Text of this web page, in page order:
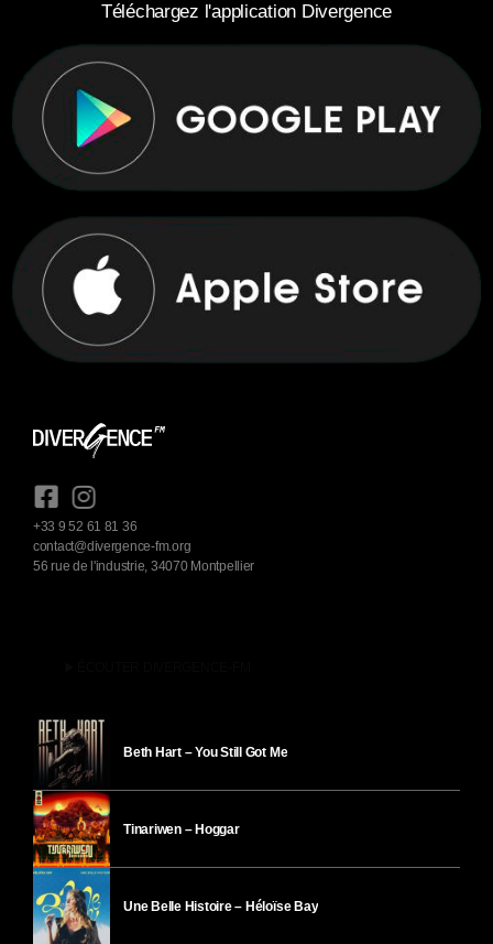
Téléchargez l'application Divergence
+33 9 52 61 81 36
contact@divergence-fm.org
56 rue de l'industrie, 34070 Montpellier
Beth Hart – You Still Got Me
Tinariwen – Hoggar
Une Belle Histoire – Héloïse Bay